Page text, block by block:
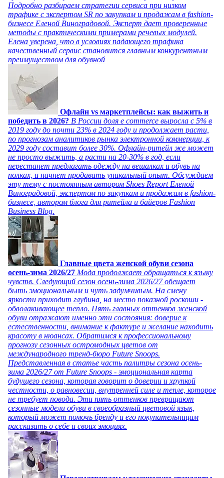
Подробно разбираем стратегии сервиса при низком
трафике с экспертом SR по закупкам и продажам в fashion-
бизнесе Еленой Виноградовой. Эксперт дает проверенные
методы с практическими примерами речевых модулей.
Елена уверена, что в условиях падающего трафика
качественный сервис становится главным конкурентным
преимуществом для обувной
Офлайн vs маркетплейсы: как выжить и
победить в 2026? В России доля e commerce выросла с 5% в
2019 году до почти 23% в 2024 году и продолжает расти,
по прогнозам аналитиков рынка электронной коммерции, к
2029 году составит более 30%. Офлайн-ритейл же может
не просто выжить, а расти на 20-30% в год, если
перестанет предлагать одежду на вешалках и обувь на
полках, и начнет продавать уникальный опыт. Обсуждаем
эту тему с постоянным автором Shoes Report Еленой
Виноградовой, экспертом по закупкам и продажам в fashion-
бизнесе, автором блога для ритейла и байеров Fashion
Business Blog.
Главные цвета женской обуви сезона
осень-зима 2026/27 Мода продолжает обращаться к языку
чувств. Следующий сезон осень-зима 2026/27 обещает
быть эмоциональным и чуть задумчивым. На смену
яркости приходит глубина, на место показной роскоши -
обволакивающее тепло. Пять главных оттенков женской
обуви отражают именно эти состояния: доверие к
естественности, внимание к фактуре и желание находить
красоту в нюансах. Обратимся к профессиональному
прогнозу сезонных остромодных цветов от
международного тренд-бюро Future Snoops.
Представленная в статье часть палитры сезона осень-
зима 2026/27 от Future Snoops - эмоциональная карта
будущего сезона, которая говорит о доверии и хрупкой
честности, о равновесии, внутренней силе и тепле, которое
не требует повода. Эти пять оттенков превращают
сезонные модели обуви в своеобразный цветовой язык,
который может помочь бренду и его покупательницам
рассказать о себе и своих эмоциях.